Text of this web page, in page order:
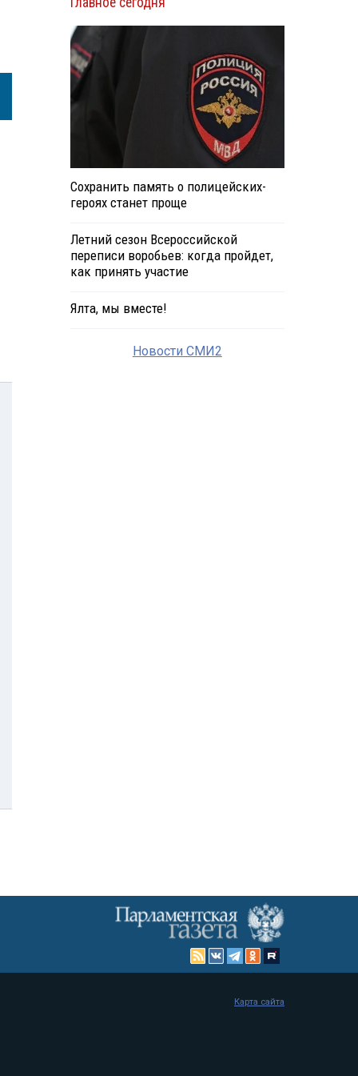
Сохранить память о полицейских-
героях станет проще
Летний сезон Всероссийской
переписи воробьев: когда пройдет,
как принять участие
Ялта, мы вместе!
Новости СМИ2
Карта сайта